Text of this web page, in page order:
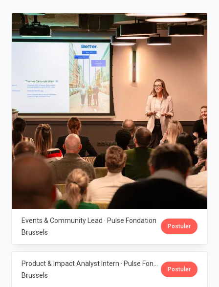
Events & Community Lead · Pulse Fondation
Brussels
Postuler
Brussels
Postuler